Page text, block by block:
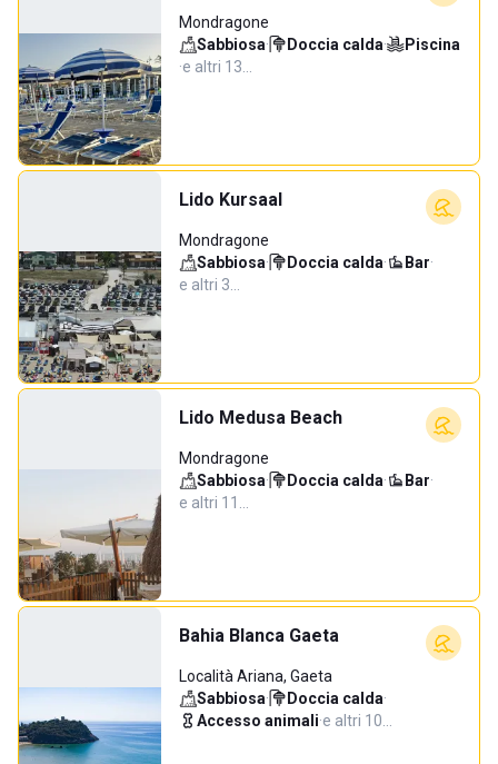
Mondragone
Sabbiosa· Doccia calda·
Piscina
·e altri 13…
Lido Kursaal
Mondragone
Sabbiosa· Doccia calda· Bar·
e altri 3…
Lido Medusa Beach
Mondragone
Sabbiosa· Doccia calda· Bar·
e altri 11…
Bahia Blanca Gaeta
Località Ariana, Gaeta
Sabbiosa· Doccia calda·
Accesso animali·e altri 10…